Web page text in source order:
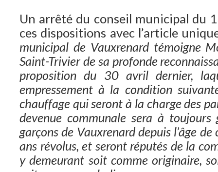
Un arrêté du conseil municipal du
ces dispositions avec l’article
municipal de Vauxrenard témoigne
Saint-Trivier de sa profonde
proposition du 30 avril dernier,
empressement à la condition
chauffage qui seront à la charge des
devenue communale sera à
garçons de Vauxrenard depuis l’âge de
ans révolus, et seront réputés de la
y demeurant soit comme originaire,